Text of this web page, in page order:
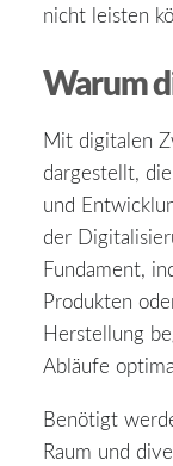
nicht leisten
Warum
Mit digitalen
dargestellt,
und
der
Fundament,
Produkten
Herstellung
Abläufe
Benötigt
Raum und